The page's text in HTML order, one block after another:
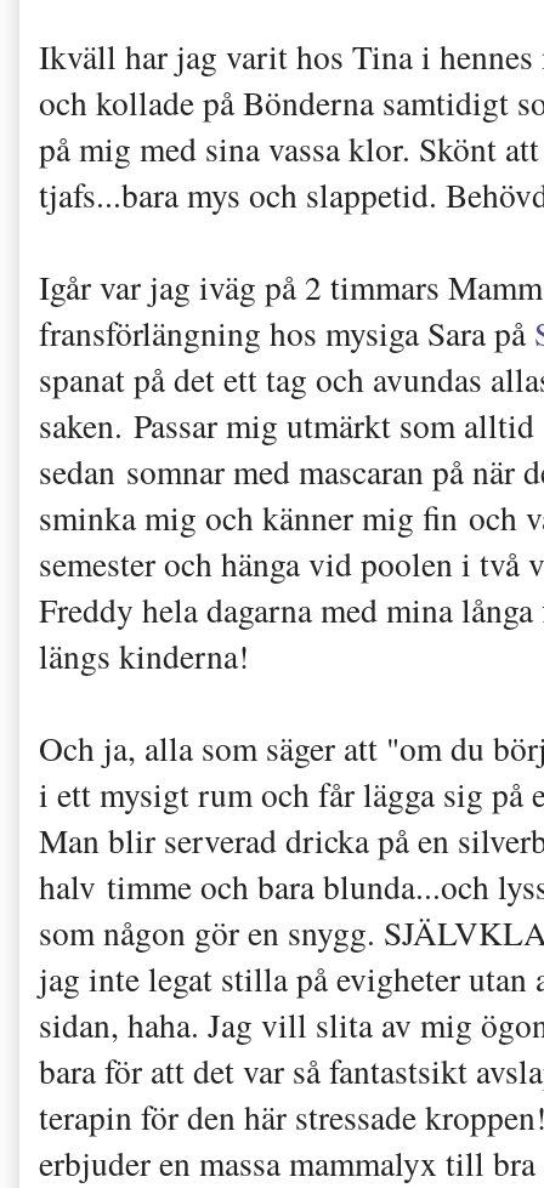
Ikväll har jag varit hos Tina i
och kollade på Bönderna samtidigt
på mig med sina vassa klor. Skönt
tjafs...bara mys och slappetid.
Igår var jag iväg på 2 timmars
fransförlängning hos mysiga Sara på
spanat på det ett tag och avundas
saken. Passar mig utmärkt som
sedan somnar med mascaran på
sminka mig och känner mig fin och
semester och hänga vid poolen i två
Freddy hela dagarna med mina
längs kinderna!
Och ja, alla som säger att "om du
i ett mysigt rum och får lägga sig på
Man blir serverad dricka på en
halv timme och bara blunda...och
som någon gör en snygg.
jag inte legat stilla på evigheter
sidan, haha. Jag vill slita av mig
bara för att det var så fantastsikt
terapin för den här stressade
erbjuder en massa mammalyx till